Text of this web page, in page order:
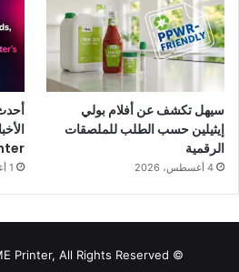
سيهل تكشف عن أفلام بولي
إيثيلين حسب الطلب للملصقات
الرقمية
4 أغسطس، 2026 1 أغسطس، 2026
© Copyright 2026 - ME Printer, All Rights Reserved.